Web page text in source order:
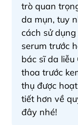
trò quan
da mụn, tuy
cách sử
serum trước
bác sĩ da liễu
thoa trước
thụ được
tiết hơn về
đây nhé!